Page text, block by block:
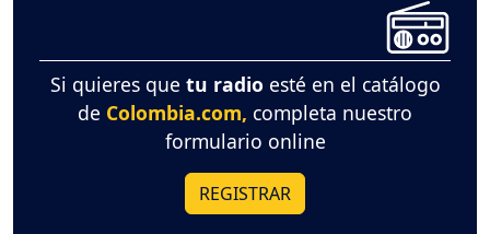
Si quieres que tu radio esté en el catálogo
de Colombia.com, completa nuestro
formulario online
REGISTRAR